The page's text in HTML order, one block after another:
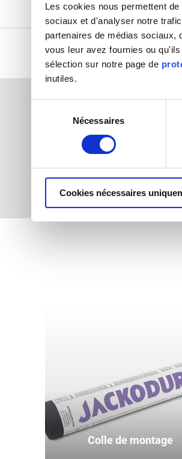
Les cookies nous permettent
sociaux et d'analyser notre
partenaires de médias sociaux,
vous leur avez fournies ou
sélection sur notre page de
inutiles.
consentement
Nécessaires
Cookies nécessaires
Colle de montage